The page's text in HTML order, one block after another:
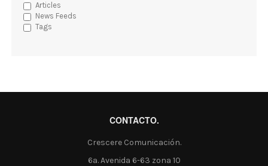
Articles
News Feeds
Tags
CONTACTO.
Crescere Comunicación.
6a. Avenida 6-63 zona 10